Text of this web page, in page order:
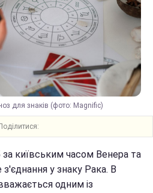
для знаків (фото: Мagnific)
Поділитися:
київським часом Венера та
у знаку Рака. В
одним із